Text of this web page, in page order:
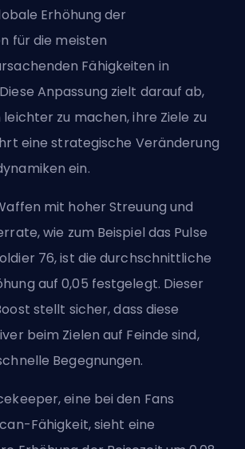
Erhöhung der
für die meisten
Fähigkeiten in
Anpassung zielt darauf ab,
zu machen, ihre Ziele zu
eine strategische Veränderung
ein.
mit hoher Streuung und
wie zum Beispiel das Pulse
76, ist die durchschnittliche
auf 0,05 festgelegt. Dieser
stellt sicher, dass diese
beim Zielen auf Feinde sind,
Begegnungen.
eine bei den Fans
Fähigkeit, sieht eine